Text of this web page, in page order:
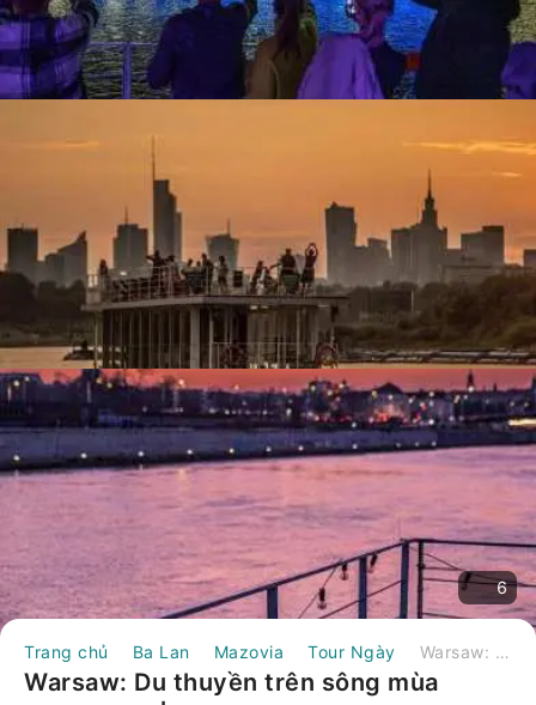
6
Trang chủ Ba Lan Mazovia Tour Ngày Warsaw: Du thuyền trên sông mùa Giáng sinh | Ba Lan
Warsaw: Du thuyền trên sông mùa